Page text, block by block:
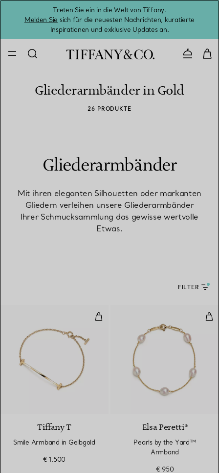
Treten Sie ein in die Welt von Tiffany.
Melden Sie sich für die neuesten Nachrichten, kuratierte
Inspirationen und exklusive Updates an.
Gliederarmbänder in Gold
26 PRODUKTE
Gliederarmbänder
Mit ihren eleganten Silhouetten oder markanten
Gliedern verleihen unsere Gliederarmbänder
Ihrer Schmucksammlung das gewisse wertvolle
Etwas.
FILTER
Smile Armband in Gelbgold
Tiffany T
Smile Armband in Gelbgold
€ 1.500
Elsa Peretti®
Pearls by the Yard™
Armband
€ 950